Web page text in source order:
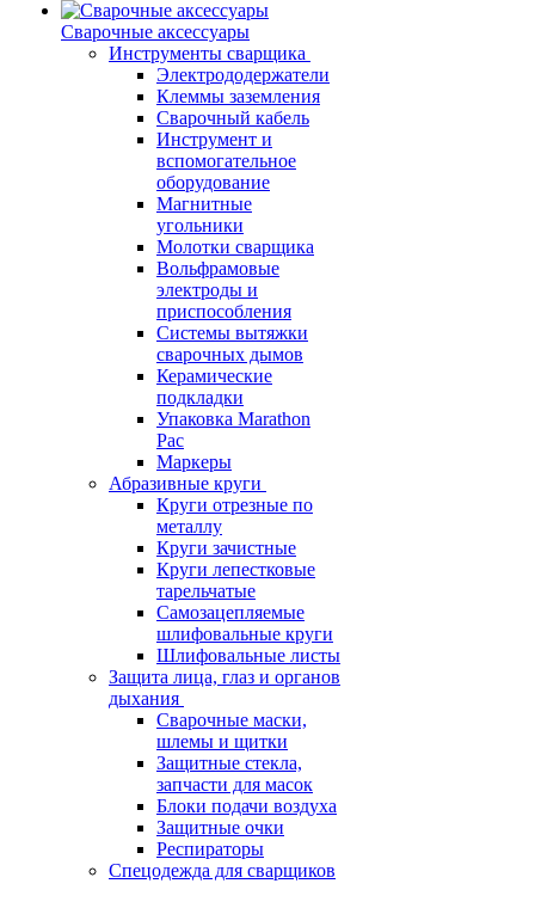
Сварочные аксессуары
Инструменты сварщика
Электрододержатели
Клеммы заземления
Сварочный кабель
Инструмент и
вспомогательное
оборудование
Магнитные
угольники
Молотки сварщика
Вольфрамовые
электроды и
приспособления
Системы вытяжки
сварочных дымов
Керамические
подкладки
Упаковка Marathon
Pac
Маркеры
Абразивные круги
Круги отрезные по
металлу
Круги зачистные
Круги лепестковые
тарельчатые
Самозацепляемые
шлифовальные круги
Шлифовальные листы
Защита лица, глаз и органов
дыхания
Сварочные маски,
шлемы и щитки
Защитные стекла,
запчасти для масок
Блоки подачи воздуха
Защитные очки
Респираторы
Спецодежда для сварщиков